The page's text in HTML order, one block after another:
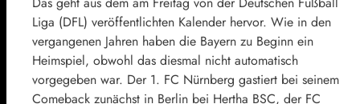
Liga (DFL) veröffentlichten Kalender hervor. Wie in den
vergangenen Jahren haben die Bayern zu Beginn ein
Heimspiel, obwohl das diesmal nicht automatisch
vorgegeben war. Der 1. FC Nürnberg gastiert bei seinem
Comeback zunächst in Berlin bei Hertha BSC, der FC